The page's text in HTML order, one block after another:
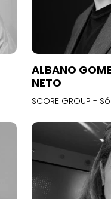
ALBANO
NETO
SCORE GROUP -